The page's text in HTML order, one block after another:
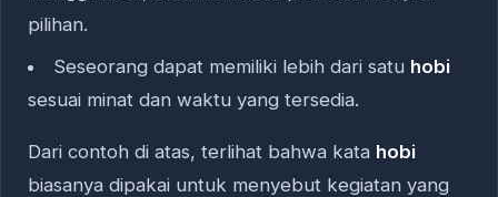
pilihan.
Seseorang dapat memiliki lebih dari satu hobi
sesuai minat dan waktu yang tersedia.
Dari contoh di atas, terlihat bahwa kata hobi
biasanya dipakai untuk menyebut kegiatan yang